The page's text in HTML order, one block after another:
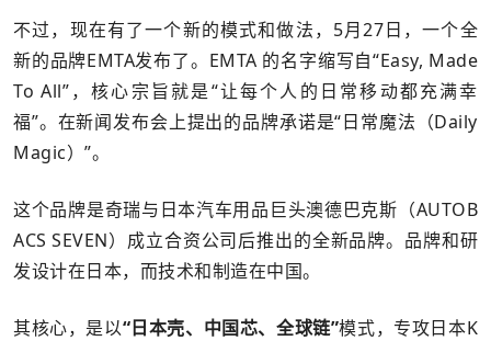
不过，现在有了一个新的模式和做法，5月27日，一个全
新的品牌EMTA发布了。EMTA 的名字缩写自“Easy, Made
To All”，核心宗旨就是“让每个人的日常移动都充满幸
福”。在新闻发布会上提出的品牌承诺是“日常魔法（Daily
Magic）”。
这个品牌是奇瑞与日本汽车用品巨头澳德巴克斯（AUTOB
ACS SEVEN）成立合资公司后推出的全新品牌。品牌和研
发设计在日本，而技术和制造在中国。
其核心，是以“日本壳、中国芯、全球链”模式，专攻日本K